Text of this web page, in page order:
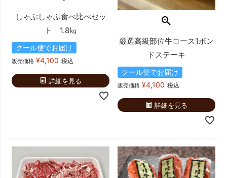
しゃぶしゃぶ食べ比べセッ
ト 1.8㎏
クール便でお届け
販売価格 ¥4,100 税込
詳細を見る
厳選高級部位牛ロース1ポン
ドステーキ
クール便でお届け
販売価格 ¥4,100 税込
詳細を見る